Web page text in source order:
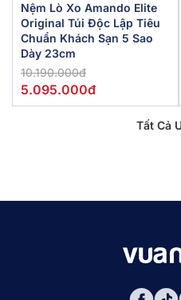
Nệm Lò Xo Amando Elite
Original Túi Độc Lập Tiêu
Chuẩn Khách Sạn 5 Sao
Dày 23cm
10.190.000đ
5.095.000đ
Tất Cả